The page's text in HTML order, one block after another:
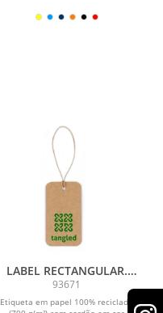
LABEL RECTANGULAR.
Etiqueta em papel 100%
reciclado (700 g/m²) com
93671
Etiqueta em papel 100% reciclado